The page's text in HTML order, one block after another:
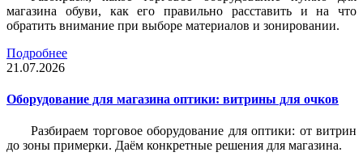
магазина обуви, как его правильно расставить и на что
обратить внимание при выборе материалов и зонировании.
Подробнее
21.07.2026
Оборудование для магазина оптики: витрины для очков
Разбираем торговое оборудование для оптики: от витрин
до зоны примерки. Даём конкретные решения для магазина.